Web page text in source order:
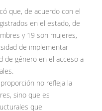
que, de acuerdo con el
en el estado, de
y 19 son mujeres,
de implementar
de género en el acceso a
no refleja la
sino que es
que